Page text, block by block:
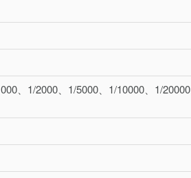
、1/2000、1/5000、1/10000、1/20000